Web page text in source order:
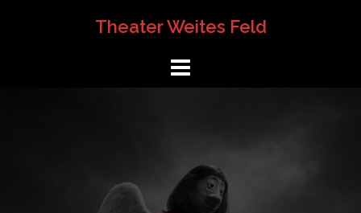
Theater Weites Feld